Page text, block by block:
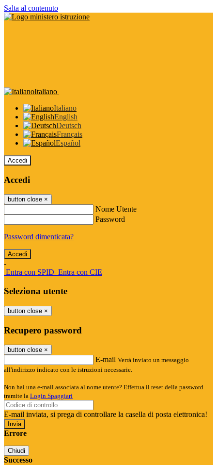
Salta al contenuto
Italiano
Italiano
English
Deutsch
Français
Español
Accedi
Accedi
button close ×
Nome Utente
Password
Password dimenticata?
-
Entra con SPID Entra con CIE
Seleziona utente
button close ×
Recupero password
button close ×
E-mail Verrà inviato un messaggio
all'indirizzo indicato con le istruzioni necessarie.
Non hai una e-mail associata al nome utente? Effettua il reset della password
tramite la Login Spaggiari
E-mail inviata, si prega di controllare la casella di posta elettronica!
Errore
Chiudi
Successo